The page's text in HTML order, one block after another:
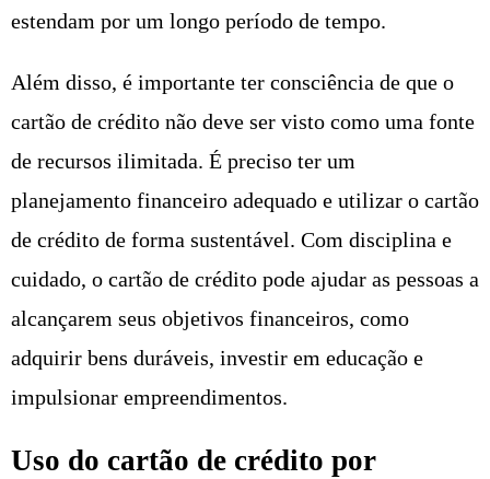
estendam por um longo período de tempo.
Além disso, é importante ter consciência de que o
cartão de crédito não deve ser visto como uma fonte
de recursos ilimitada. É preciso ter um
planejamento financeiro adequado e utilizar o cartão
de crédito de forma sustentável. Com disciplina e
cuidado, o cartão de crédito pode ajudar as pessoas a
alcançarem seus objetivos financeiros, como
adquirir bens duráveis, investir em educação e
impulsionar empreendimentos.
Uso do cartão de crédito por